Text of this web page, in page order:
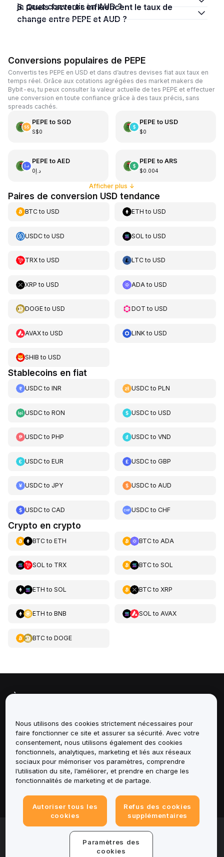
je peux convertir en AUD ?
5. Quels facteurs influencent le taux de
change entre PEPE et AUD ?
Conversions populaires de PEPE
Convertis tes PEPE en USD et dans d’autres devises fiat aux taux en
temps réel. Grâce aux cotations agrégées des market makers de
Bybit-eu, tu peux consulter la valeur actuelle de tes PEPE et effectuer
une conversion en toute confiance grâce à des taux précis, sans
spreads cachés.
PEPE to SGD
S$0
PEPE to USD
$0
PEPE to AED
د.إ0
PEPE to ARS
$0.004
Afficher plus ↓
Paires de conversion USD tendance
BTCto USD ETH toUSD
USDCto USD SOL toUSD
TRXto USD LTCtoUSD
XRP to USD ADA toUSD
DOGEto USD DOT toUSD
AVAXto USD LINKtoUSD
SHIB to USD
Stablecoins en fiat
USDCto INR USDCtoPLN
USDCto RON USDCtoUSD
USDCto PHP USDCtoVND
USDCto EUR USDCtoGBP
USDCto JPY USDCtoAUD
USDCto CAD USDCtoCHF
Crypto en crypto
BTCto ETH BTCto ADA
SOL to TRX BTCto SOL
ETH to SOL BTCto XRP
ETH to BNB SOL to AVAX
BTCto DOGE
À propos de
Services
Assistance
Produits
Mentions légales
© 2025-2026 Bybit.eu. Tous droits réservés.
Conditions d'utilisation | Conditions de
Informations legales
Nous utilisons des cookies strictement nécessaires pour
faire fonctionner ce site et assurer sa sécurité. Avec votre
consentement, nous utilisons également des cookies
fonctionnels, analytiques, marketing et liés aux réseaux
sociaux pour mémoriser vos paramètres, comprendre
l’utilisation du site, l’améliorer, et prendre en charge les
fonctionnalités de marketing et de partage.
Autoriser tous les
cookies
Refus des cookies
supplémentaires
Paramètres des
cookies